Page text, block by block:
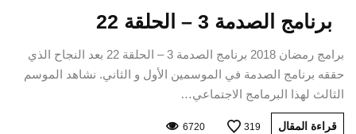
برنامج الصدمة 3 – الحلقة 22
برامج رمضان 2018 برنامج الصدمة 3 – الحلقة 22 بعد النجاح الذي
حققه برنامج الصدمة في الموسمين الأول و الثاني. نشاهد الموسم
الثالث لهذا البرمامج الاجتماعي…
قراءة المقال 319
6720